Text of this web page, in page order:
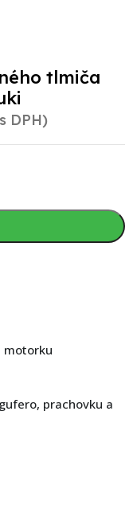
tlmiča
DPH)
motorku
prachovku a